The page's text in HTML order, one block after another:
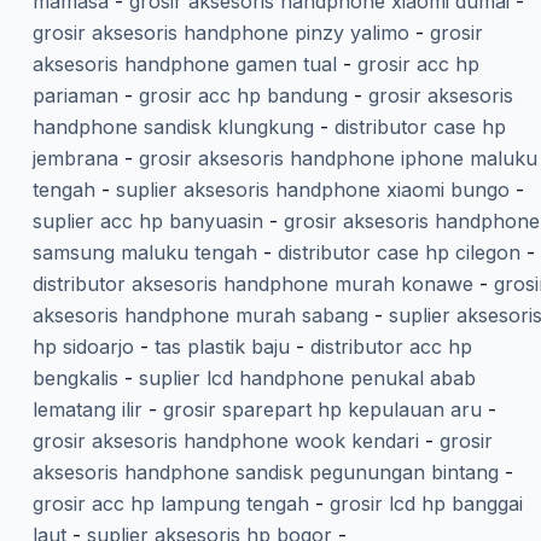
grosir aksesoris handphone pinzy yalimo - grosir
aksesoris handphone gamen tual - grosir acc hp
pariaman - grosir acc hp bandung - grosir aksesoris
handphone sandisk klungkung - distributor case hp
jembrana - grosir aksesoris handphone iphone maluku
tengah - suplier aksesoris handphone xiaomi bungo -
suplier acc hp banyuasin - grosir aksesoris handphone
samsung maluku tengah - distributor case hp cilegon -
distributor aksesoris handphone murah konawe -
aksesoris handphone murah sabang - suplier aksesoris
hp sidoarjo - tas plastik baju - distributor acc hp
bengkalis - suplier lcd handphone penukal abab
lematang ilir- grosir sparepart hp kepulauan aru -
grosir aksesoris handphone wook kendari - grosir
aksesoris handphone sandisk pegunungan bintang -
grosir acc hp lampung tengah - grosir lcd hp banggai
laut- suplier aksesoris hp bogor-